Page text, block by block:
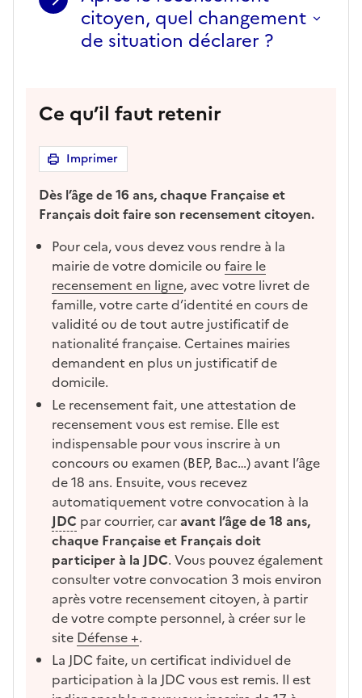
citoyen, quel changement
de situation déclarer ?
Ce qu’il faut retenir
Imprimer
Dès l’âge de 16 ans, chaque Française et
Français doit faire son recensement citoyen.
Pour cela, vous devez vous rendre à la
mairie de votre domicile ou faire le
recensement en ligne, avec votre livret de
famille, votre carte d’identité en cours de
validité ou de tout autre justificatif de
nationalité française. Certaines mairies
demandent en plus un justificatif de
domicile.
Le recensement fait, une attestation de
recensement vous est remise. Elle est
indispensable pour vous inscrire à un
concours ou examen (BEP, Bac…) avant l’âge
de 18 ans. Ensuite, vous recevez
automatiquement votre convocation à la
JDC par courrier, caravant l’âge de 18 ans,
chaque Française et Français doit
participer à la JDC. Vous pouvez également
consulter votre convocation 3 mois environ
après votre recensement citoyen, à partir
de votre compte personnel, à créer sur le
site Défense +.
La JDC faite, un certificat individuel de
participation à la JDC vous est remis. Il est